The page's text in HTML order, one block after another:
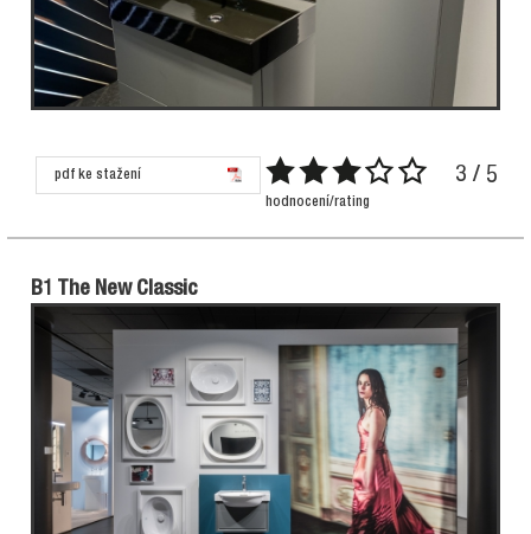
pdf ke stažení 3 / 5
hodnocení/rating
B1 The New Classic